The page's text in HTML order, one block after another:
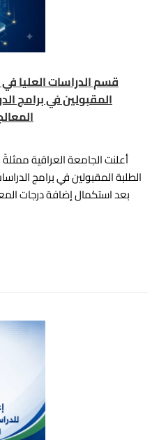
قسم الدراسات العليا
المقبولين في برامج
أعلنت الجامعة العراقية ممثلةً
بعد استكمال إضافة درجات